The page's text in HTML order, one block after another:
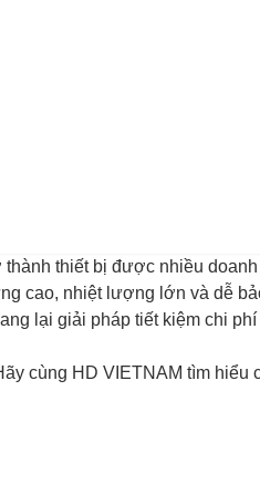
thiết bị được nhiều
cao, nhiệt lượng lớn và dễ
lại giải pháp tiết kiệm chi phí
cùng HD VIETNAM tìm hiểu